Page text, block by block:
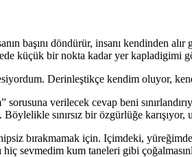
başını döndürür, insanı kendinden
küçük bir nokta kadar yer kapladigimi
Derinleştikçe kendim oluyor,
verilecek cevap beni
sınırsız bir özgürlüğe
bırakmamak için. Içimdeki,
sevmedim kum taneleri gibi